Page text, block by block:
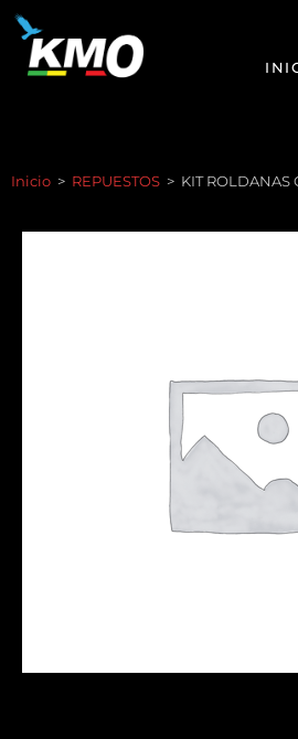
Inicio > REPUESTOS > KIT ROLDANAS